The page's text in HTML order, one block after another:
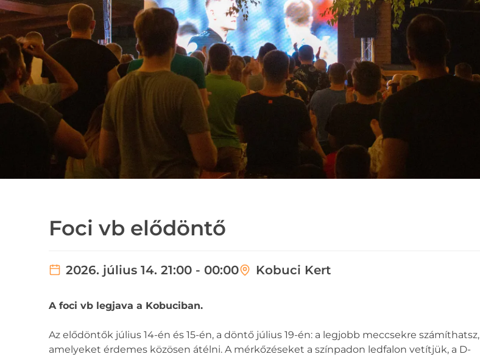
Foci vb elődöntő
2026. július 14. 21:00 - 00:00 Kobuci Kert
A foci vb legjava a Kobuciban.
Az elődöntők július 14-én és 15-én, a döntő július 19-én: a legjobb meccsekre számíthatsz,
amelyeket érdemes közösen átélni. A mérkőzéseket a színpadon ledfalon vetítjük, a D-